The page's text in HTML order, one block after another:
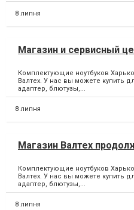
8 липня
Магазин и сервисный
Комплектующие ноутбуков
Валтех. У нас вы можете купить
адаптер, блютузы,...
8 липня
Магазин Валтех
Комплектующие ноутбуков
Валтех. У нас вы можете купить
адаптер, блютузы,...
8 липня